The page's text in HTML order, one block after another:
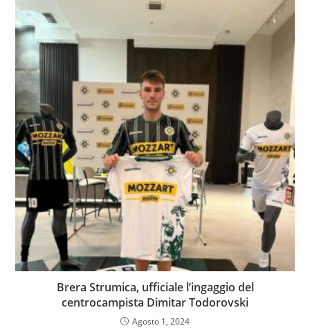
Brera Strumica, ufficiale l’ingaggio del
centrocampista Dimitar Todorovski
Agosto 1, 2024